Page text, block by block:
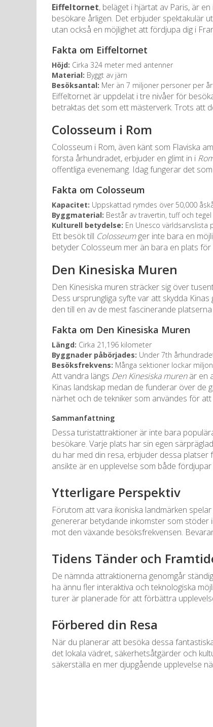
Eiffeltornet, beläget i hjärtat av Paris, är
besökare årligen. Det erbjuder spektakulär
utan också en möjlighet att fördjupa dig i
Fakta om Eiffeltornet
Höjd: Cirka 324 meter med antenner
Material: Byggt av järn
Besöksantal: Mer än 7 miljoner personer per år
Eiffeltornet är uppdelat i tre nivåer för
betraktas det som ett mästerverk. Trots att
Colosseum i Rom
Colosseum i Rom, även känt som Flaviska
första århundradet, erbjuder en glimt in i
offentliga evenemang. Idag fungerar det
Fakta om Colosseum
Kapacitet: Uppskattad rymdes över 50,000
Byggmaterial: Består av travertin, tuff och tegel
Kulturell betydelse: En Unesco världsarvslista
Ett besök till Colosseumger inte bara en
betyder Colosseum mer än bara en plats
Den Kinesiska Muren
Den Kinesiska muren sträcker sig över
Dess ursprungliga syfte var att skydda
den till en av de mest fascinerande
Fakta om Den Kinesiska Muren
Längd: Cirka 21,196 kilometer
Byggnader påbörjades: Under 7th
Besöksfrekvens: Många sektioner lockar
Att vandra längs Den Kinesiska murenär en
Kinas landskap medan de funderar över de
närhet och de tekniker som användes för
Sammanfattning
Dessa turistattraktioner är inte bara
besökare. Varje plats har sin egen
du har med din resa, erbjuder dessa
ansikte är en upplevelse som både
Ytterligare Perspektiv
Förutom att vara ikoniska landmärken
genererar betydande inkomster som stöder
mot den växande besöksfrekvensen.
Tidens Tänder och
De nämnda attraktionerna genomgår
ha ännu fler interaktiva och teknologiska
turer är planerade för att förbättra
Förbered din Resa
När du planerar att besöka dessa
det lokala vädret, säkerhetsåtgärder och
säkerställa en mer djupgående upplevelse